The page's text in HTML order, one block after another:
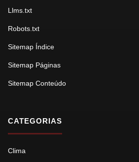
Llms.txt
Robots.txt
Sitemap Índice
Sitemap Páginas
Sitemap Conteúdo
CATEGORIAS
Clima